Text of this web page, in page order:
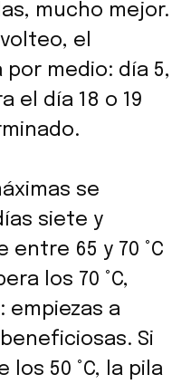
mucho mejor.
el
medio: día 5,
el día 18 o 19
se
siete y
65 y 70 °C
los 70 °C,
empiezas a
Si
50 °C, la pila